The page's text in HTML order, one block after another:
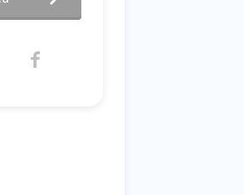
- 16:00